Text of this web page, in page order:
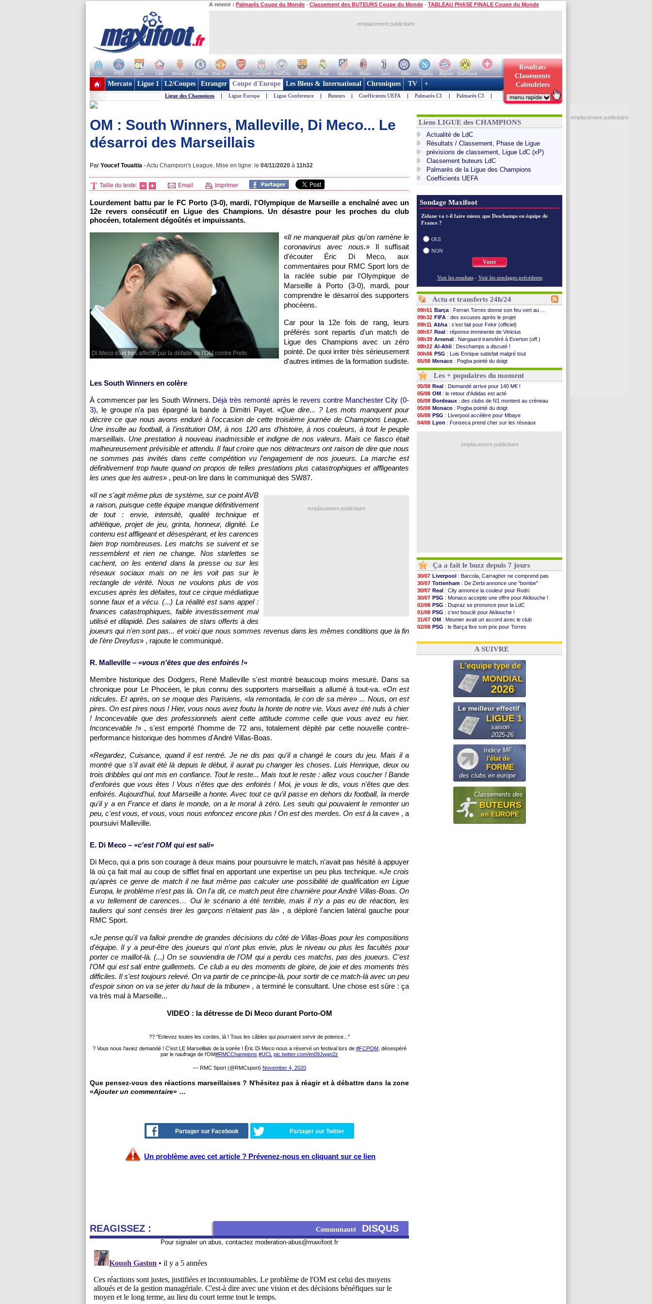
A retenir : Palmarès Coupe du Monde - Classement des BUTEURS Coupe du Monde - TABLEAU PHASE FINALE Coupe du Monde
emplacement publicitaire
OM PSG Lyon Lille Monaco Chelsea Man Utd Arsenal Liverpool ManCity Barca Real Atletico Milan Juve Inter Naples Bayern
Dortmund
+ de clubs
Résultats
Classements
Calendriers
Mercato Ligue 1 L2/Coupes Etranger Coupe d'Europe Les Bleus & International Chroniques TV +
Ligue des Champions | Ligue Europa | Ligue Conference | Buteurs | Coefficients UEFA | Palmarès C1 | Palmarès C3 |
OM : South Winners, Malleville, Di Meco... Le
désarroi des Marseillais
Par Youcef Touaitia -Actu Champion's League, Mise en ligne: le 04/11/2020 à 11h32
Taille du texte: Email Imprimer
Lourdement battu par le FC Porto (3-0), mardi, l'Olympique de Marseille a enchaîné avec un
12e revers consécutif en Ligue des Champions. Un désastre pour les proches du club
phocéen, totalement dégoûtés et impuissants.
Di Meco était très affecté par la défaite de l'OM contre Porto.
«Il ne manquerait plus qu'on ramène le
coronavirus avec nous.» Il suffisait
d'écouter Éric Di Meco, aux
commentaires pour RMC Sport lors de
la raclée subie par l'Olympique de
Marseille à Porto (3-0), mardi, pour
comprendre le désarroi des supporters
phocéens.
Car pour la 12e fois de rang, leurs
préférés sont repartis d'un match de
Ligue des Champions avec un zéro
pointé. De quoi irriter très sérieusement
d'autres intimes de la formation sudiste.
Les South Winners en colère
À commencer par les South Winners. Déjà très remonté après le revers contre Manchester City (0-
3), le groupe n'a pas épargné la bande à Dimitri Payet. «Que dire... ? Les mots manquent pour
décrire ce que nous avons enduré à l'occasion de cette troisième journée de Champions League.
Une insulte au football, à l'institution OM, à nos 120 ans d'histoire, à nos couleurs, à tout le peuple
marseillais. Une prestation à nouveau inadmissible et indigne de nos valeurs. Mais ce fiasco était
malheureusement prévisible et attendu. Il faut croire que nos détracteurs ont raison de dire que nous
ne sommes pas invités dans cette compétition vu l'engagement de nos joueurs. La marche est
définitivement trop haute quand on propos de telles prestations plus catastrophiques et affligeantes
les unes que les autres» , peut-on lire dans le communiqué des SW87.
emplacement publicitaire
«Il ne s'agit même plus de système, sur ce point AVB
a raison, puisque cette équipe manque définitivement
de tout : envie, intensité, qualité technique et
athlétique, projet de jeu, grinta, honneur, dignité. Le
contenu est affligeant et désespérant, et les carences
bien trop nombreuses. Les matchs se suivent et se
ressemblent et rien ne change. Nos starlettes se
cachent, on les entend dans la presse ou sur les
réseaux sociaux mais on ne les voit pas sur le
rectangle de vérité. Nous ne voulons plus de vos
excuses après les défaites, tout ce cirque médiatique
sonne faux et a vécu. (...) La réalité est sans appel :
finances catastrophiques, faible investissement mal
utilisé et dilapidé. Des salaires de stars offerts à des
joueurs qui n'en sont pas... et voici que nous sommes revenus dans les mêmes conditions que la fin
de l'ère Dreyfus» , rajoute le communiqué.
R. Malleville – «vous n'êtes que des enfoirés !»
Membre historique des Dodgers, René Malleville s'est montré beaucoup moins mesuré. Dans sa
chronique pour Le Phocéen, le plus connu des supporters marseillais a allumé à tout-va. «On est
ridicules. Et après, on se moque des Parisiens, «la remontada, le con de sa mère» ... Nous, on est
pires. On est pires nous ! Hier, vous nous avez foutu la honte de notre vie. Vous avez été nuls à chier
! Inconcevable que des professionnels aient cette attitude comme celle que vous avez eu hier.
Inconcevable !» , s'est emporté l'homme de 72 ans, totalement dépité par cette nouvelle contre-
performance historique des hommes d'André Villas-Boas.
«Regardez, Cuisance, quand il est rentré. Je ne dis pas qu'il a changé le cours du jeu. Mais il a
montré que s'il avait été là depuis le début, il aurait pu changer les choses. Luis Henrique, deux ou
trois dribbles qui ont mis en confiance. Tout le reste... Mais tout le reste : allez vous coucher ! Bande
d'enfoirés que vous êtes ! Vous n'êtes que des enfoirés ! Moi, je vous le dis, vous n'êtes que des
enfoirés. Aujourd'hui, tout Marseille a honte. Avec tout ce qu'il passe en dehors du football, la merde
qu'il y a en France et dans le monde, on a le moral à zéro. Les seuls qui pouvaient le remonter un
peu, c'est vous, et vous, vous nous enfoncez encore plus ! On est des merdes. On est à la cave» , a
poursuivi Malleville.
E. Di Meco – «c'est l'OM qui est sali»
Di Meco, qui a pris son courage à deux mains pour poursuivre le match, n'avait pas hésité à appuyer
là où ça fait mal au coup de sifflet final en apportant une expertise un peu plus technique. «Je crois
qu'après ce genre de match il ne faut même pas calculer une possibilité de qualification en Ligue
Europa, le problème n'est pas là. On l'a dit, ce match peut être charnière pour André Villas-Boas. On
a vu tellement de carences… Oui le scénario a été terrible, mais il n'y a pas eu de réaction, les
tauliers qui sont censés tirer les garçons n'étaient pas là» , a déploré l'ancien latéral gauche pour
RMC Sport.
«Je pense qu'il va falloir prendre de grandes décisions du côté de Villas-Boas pour les compositions
d'équipe. Il y a peut-être des joueurs qui n'ont plus envie, plus le niveau ou plus les facultés pour
porter ce maillot-là. (...) On se souviendra de l'OM qui a perdu ces matchs, pas des joueurs. C'est
l'OM qui est sali entre guillemets. Ce club a eu des moments de gloire, de joie et des moments très
difficiles. Il s'est toujours relevé. On va partir de ce principe-là, pour sortir de ce match-là avec un peu
d'espoir sinon on va se jeter du haut de la tribune» , a terminé le consultant. Une chose est sûre : ça
va très mal à Marseille...
VIDEO : la détresse de Di Meco durant Porto-OM
?? "Enlevez toutes les cordes, là ! Tous les câbles qui pourraient servir de potence..."
? Vous nous l'aviez demandé ! C'est LE Marseillais de la soirée ! Éric Di Meco nous a réservé un festival lors de #FCPOM, désespéré
par le naufrage de l'OM#RMCChampions #UCL pic.twitter.com/im09Jwgn2z
— RMC Sport (@RMCsport) November 4, 2020
Que pensez-vous des réactions marseillaises ? N'hésitez pas à réagir et à débattre dans la zone
«Ajouter un commentaire» …
Partager sur Facebook Partager sur Twitter
Un problème avec cet article ? Prévenez-nous en cliquant sur ce lien
REAGISSEZ : Communauté DISQUS
Pour signaler un abus, contactez moderation-abus@maxifoot.fr
Liens LIGUE des CHAMPIONS
Actualité de LdC
Résultats / Classement, Phase de Ligue
prévisions de classement, Ligue LdC (xP)
Classement buteurs LdC
Palmarès de la Ligue des Champions
Coefficients UEFA
Sondage Maxifoot
Zidane va t-il faire mieux que Deschamps en équipe de
France ?
OUI
NON
Voter
Voir les resultats - Voir les sondages précédents
Actu et transferts 24h/24
09h51 Barça : Ferran Torres donne son feu vert au ...
09h32 FIFA : des excuses après le projet
09h11 Abha : c'est fait pour Fekir (officiel)
08h57 Real : réponse imminente de Vinicius
08h39 Arsenal : Nørgaard transféré à Everton (off.)
08h22 Al-Ahli : Deschamps a discuté !
00h06 PSG : Luis Enrique satisfait malgré tout
05/08 Monaco : Pogba pointé du doigt
05/08 Rennes: Zabiri n'est pas fan de la L1
05/08
Rennes : une offre de Fulham pour Aït Boudlal
05/08 VIDEO: Thomasson et Cresswell réconciliés
05/08 Dunkerque: Nzonzi avait des pistes en L1
05/08 Lyon: Mangala sur le départ
05/08 Amical: Arsenal s'incline face au Real Betis
05/08 Amical: lourde défaite pour le PSG
05/08 Man City: Maresca flou pour Reijnders
05/08 LdC: Fenerbahçe prend une belle option
: premier succès pour Brest
Les + populaires du moment
05/08 Real : Diomandé arrive pour 140 M€ !
05/08 OM : le retour d'Adidas est acté
05/08 Bordeaux : des clubs de N1 montent au créneau
05/08 Monaco : Pogba pointé du doigt
05/08 PSG : Liverpool accélère pour Mbaye
04/08 Lyon : Fonseca prend cher sur les réseaux
emplacement publicitaire
Ça a fait le buzz depuis 7 jours
30/07 Liverpool : Barcola, Carragher ne comprend pas
30/07 Tottenham : De Zerbi annonce une "bombe"
30/07 Real : City annonce la couleur pour Rodri
30/07 PSG : Monaco accepte une offre pour Akliouche !
02/08 PSG : Dupraz se prononce pour la LdC
01/08 PSG : c'est bouclé pour Akliouche !
31/07 OM : Meunier avait un accord avec le club
02/08 PSG : le Barça fixe son prix pour Torres
03/08 FIFA: Infantino sollicite Trump
A SUIVRE
L'equipe type de
MONDIAL
2026
Le meilleur effectif
LIGUE 1
saison
2025-26
Indice MF :
l'état de
FORME
des clubs en europe
Classements des
BUTEURS
en EUROPE
emplacement publicitaire